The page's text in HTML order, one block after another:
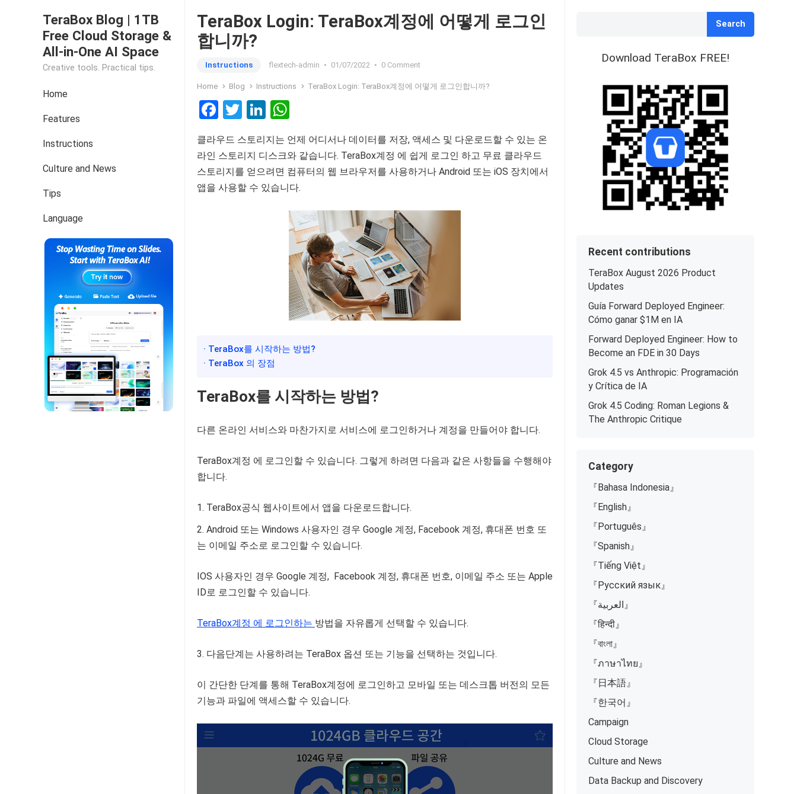
TeraBox Blog | 1TB
Free Cloud Storage &
All-in-One AI Space
Creative tools. Practical tips.
Home
Features
Instructions
Culture and News
Tips
Language
TeraBox Login: TeraBox계정에 어떻게 로그인
합니까?
Instructions flextech-admin • 01/07/2022 • 0 Comment
Home Blog Instructions TeraBox Login: TeraBox계정에 어떻게 로그인합니까?
F
ce
b
o
T
tt
er
Li
ke
dI
n
at
s
A
p
p
클라우드 스토리지는 언제 어디서나 데이터를 저장, 액세스 및 다운로드할 수 있는 온
라인 스토리지 디스크와 같습니다. TeraBox계정 에 쉽게 로그인 하고 무료 클라우드
스토리지를 얻으려면 컴퓨터의 웹 브라우저를 사용하거나 Android 또는 iOS 장치에서
앱을 사용할 수 있습니다.
· TeraBox를 시작하는 방법?
· TeraBox 의 장점
TeraBox를 시작하는 방법?
다른 온라인 서비스와 마찬가지로 서비스에 로그인하거나 계정을 만들어야 합니다.
TeraBox계정 에 로그인할 수 있습니다. 그렇게 하려면 다음과 같은 사항들을 수행해야
합니다.
TeraBox공식 웹사이트에서 앱을 다운로드합니다.
Android 또는 Windows 사용자인 경우 Google 계정, Facebook 계정, 휴대폰 번호 또
는 이메일 주소로 로그인할 수 있습니다.
IOS 사용자인 경우 Google 계정, Facebook 계정, 휴대폰 번호, 이메일 주소 또는 Apple
ID로 로그인할 수 있습니다.
TeraBox계정 에 로그인하는 방법을 자유롭게 선택할 수 있습니다.
다음단계는 사용하려는 TeraBox 옵션 또는 기능을 선택하는 것입니다.
이 간단한 단계를 통해 TeraBox계정에 로그인하고 모바일 또는 데스크톱 버전의 모든
기능과 파일에 액세스할 수 있습니다.
Search
Download TeraBox FREE!
Recent contributions
TeraBox August 2026 Product
Updates
Guía Forward Deployed Engineer:
Cómo ganar $1M en IA
Forward Deployed Engineer: How to
Become an FDE in 30 Days
Grok 4.5 vs Anthropic: Programación
y Crítica de IA
Grok 4.5 Coding: Roman Legions &
The Anthropic Critique
Category
『Bahasa Indonesia』
『English』
『Português』
『Spanish』
『Tiếng Việt』
『Русский язык』
『العربية』
『हिन्दी』
『বাংলা』
『ภาษาไทย』
『日本語』
『한국어』
Campaign
Cloud Storage
Culture and News
Data Backup and Discovery